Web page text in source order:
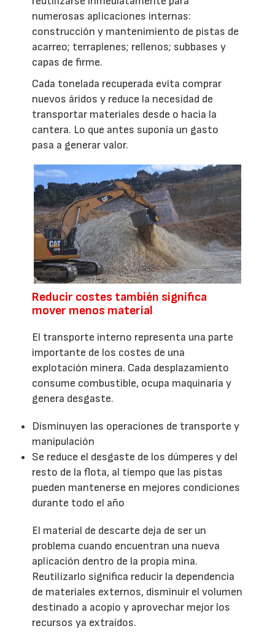
numerosas aplicaciones internas:
construcción y mantenimiento de pistas de
acarreo; terraplenes; rellenos; subbases y
capas de firme.
Cada tonelada recuperada evita comprar
nuevos áridos y reduce la necesidad de
transportar materiales desde o hacia la
cantera. Lo que antes suponía un gasto
pasa a generar valor.
Reducir costes también significa
mover menos material
El transporte interno representa una parte
importante de los costes de una
explotación minera. Cada desplazamiento
consume combustible, ocupa maquinaria y
genera desgaste.
Disminuyen las operaciones de transporte y
manipulación
Se reduce el desgaste de los dúmperes y del
resto de la flota, al tiempo que las pistas
pueden mantenerse en mejores condiciones
durante todo el año
El material de descarte deja de ser un
problema cuando encuentran una nueva
aplicación dentro de la propia mina.
Reutilizarlo significa reducir la dependencia
de materiales externos, disminuir el volumen
destinado a acopio y aprovechar mejor los
recursos ya extraídos.